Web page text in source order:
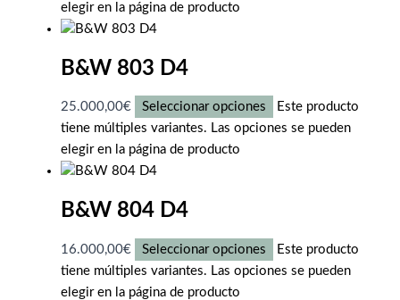
elegir en la página de producto
B&W 803 D4
25.000,00€ Seleccionar opciones
Este producto
tiene múltiples variantes. Las opciones se pueden
elegir en la página de producto
B&W 804 D4
16.000,00€ Seleccionar opciones
Este producto
tiene múltiples variantes. Las opciones se pueden
elegir en la página de producto